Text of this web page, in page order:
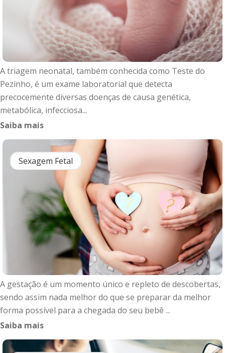
A triagem neonatal, também conhecida como Teste do
Pezinho, é um exame laboratorial que detecta
precocemente diversas doenças de causa genética,
metabólica, infecciosa...
Saiba mais
Sexagem Fetal
A gestação é um momento único e repleto de descobertas,
sendo assim nada melhor do que se preparar da melhor
forma possível para a chegada do seu bebê ...
Saiba mais